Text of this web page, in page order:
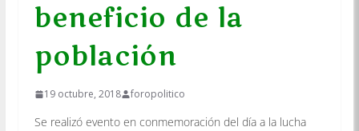
beneficio de la
población
19 octubre, 2018 foropolitico
Se realizó evento en conmemoración del día a la lucha